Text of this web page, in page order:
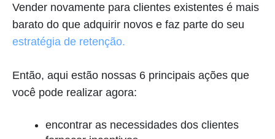
Vender novamente para clientes existentes é mais
barato do que adquirir novos e faz parte do seu
estratégia de retenção.
Então, aqui estão nossas 6 principais ações que
você pode realizar agora:
encontrar as necessidades dos clientes